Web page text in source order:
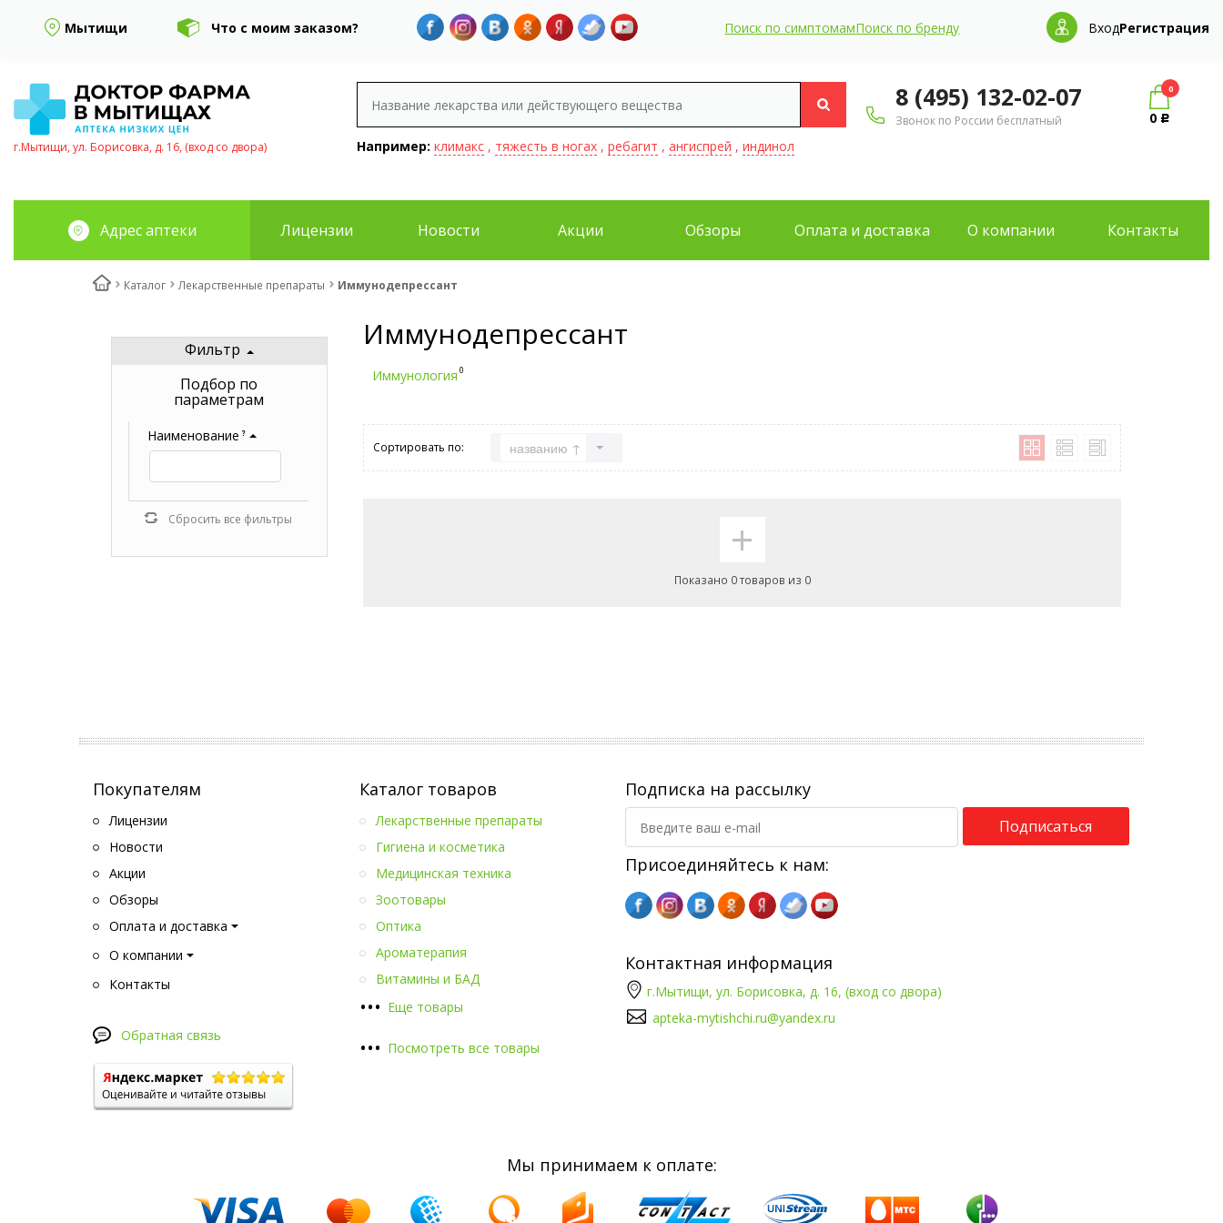
Мытищи Что с моим заказом? Поиск по симптомамПоиск по бренду ВходРегистрация
г.Мытищи, ул. Борисовка, д. 16, (вход со двора) Например: климакс, тяжесть в ногах, ребагит , ангиспрей , индинол
8 (495) 132-02-07
Звонок по России бесплатный
0
0 Р
Адрес аптеки Лицензии Новости Акции Обзоры Оплата и доставка О компании Контакты
Каталог Лекарственные препараты Иммунодепрессант
Фильтр
Подбор по
параметрам
Наименование ?
Сбросить все фильтры
Иммунодепрессант
Иммунология 0
Сортировать по: названию ↑
+
Показано 0 товаров из 0
Покупателям
Лицензии
Новости
Акции
Обзоры
Оплата и доставка
О компании
Контакты
Обратная связь
Каталог товаров
••• Еще товары
Лекарственные препараты
Гигиена и косметика
Медицинская техника
Зоотовары
Оптика
Ароматерапия
Витамины и БАД
••• Посмотреть все товары
Подписка на рассылку
Подписаться
Присоединяйтесь к нам:
Контактная информация
г.Мытищи, ул. Борисовка, д. 16, (вход со двора)
apteka-mytishchi.ru@yandex.ru
Мы принимаем к оплате: